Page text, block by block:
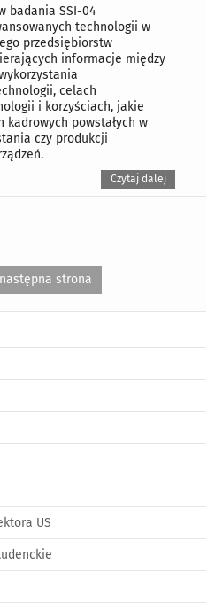
badania SSI-04
technologii w
przedsiębiorstw
informacje między
celach
i korzyściach, jakie
kadrowych powstałych w
czy produkcji
Czytaj dalej
następna strona
US